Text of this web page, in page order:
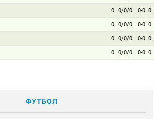
0 0/0/0 0-0 0
0 0/0/0 0-0 0
0 0/0/0 0-0 0
0 0/0/0 0-0 0
ФУТБОЛ